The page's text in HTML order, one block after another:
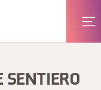
SENTIERO